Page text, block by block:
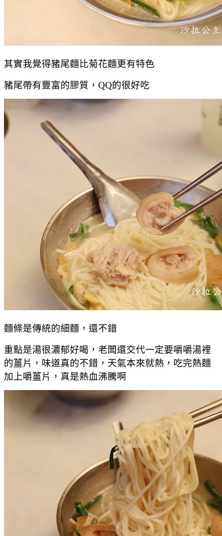
其實我覺得豬尾麵比菊花麵更有特色
豬尾帶有豐富的膠質，QQ的很好吃
麵條是傳統的細麵，還不錯
重點是湯很濃郁好喝，老闆還交代一定要嚼嚼湯裡
的薑片，味道真的不錯，天氣本來就熱，吃完熱麵
加上嚼薑片，真是熱血沸騰啊